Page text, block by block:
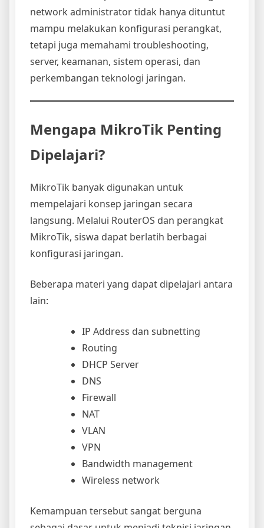
network administrator tidak hanya dituntut
mampu melakukan konfigurasi perangkat,
tetapi juga memahami troubleshooting,
server, keamanan, sistem operasi, dan
perkembangan teknologi jaringan.
Mengapa MikroTik Penting
Dipelajari?
MikroTik banyak digunakan untuk
mempelajari konsep jaringan secara
langsung. Melalui RouterOS dan perangkat
MikroTik, siswa dapat berlatih berbagai
konfigurasi jaringan.
Beberapa materi yang dapat dipelajari antara
lain:
IP Address dan subnetting
Routing
DHCP Server
DNS
Firewall
NAT
VLAN
VPN
Bandwidth management
Wireless network
Kemampuan tersebut sangat berguna